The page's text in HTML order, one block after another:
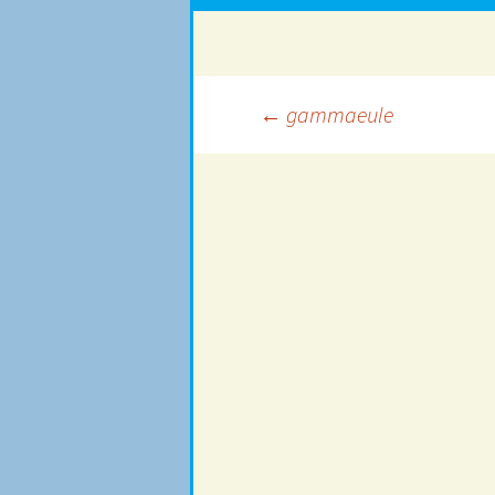
Beitragsnavigation
← gammaeule